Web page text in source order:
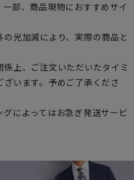
部、商品現物におすすめサイ
光加減により、実際の商品と
上、ご注文いただいたタイミ
います。予めご了承くださ
によってはお急ぎ発送サービ